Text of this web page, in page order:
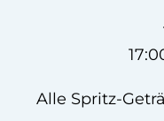
Alle Spritz-